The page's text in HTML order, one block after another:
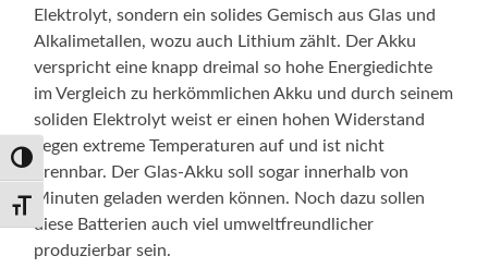
Umschalten auf hohe Kontraste
Schrift vergrößern
Elektrolyt, sondern ein solides Gemisch aus Glas und
Alkalimetallen, wozu auch Lithium zählt. Der Akku
verspricht eine knapp dreimal so hohe Energiedichte
im Vergleich zu herkömmlichen Akku und durch seinem
soliden Elektrolyt weist er einen hohen Widerstand
gegen extreme Temperaturen auf und ist nicht
brennbar. Der Glas-Akku soll sogar innerhalb von
Minuten geladen werden können. Noch dazu sollen
diese Batterien auch viel umweltfreundlicher
produzierbar sein.